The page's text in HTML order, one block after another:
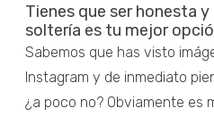
Tienes que ser honesta
soltería es tu mejor
Sabemos que has visto
Instagram y de inmediato
¿a poco no? Obviamente es